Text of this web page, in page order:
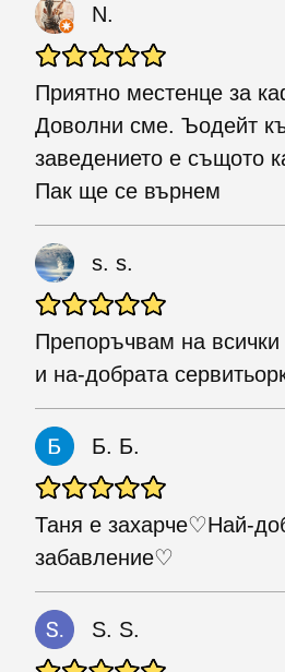
N.
Приятно местенце за
Доволни сме. Ъодейт
заведението е същото
Пак ще се върнем
s. s.
Препоръчвам на
и на-добрата
Б. Б.
Таня е захарче♡Най-
забавление♡
S. S.